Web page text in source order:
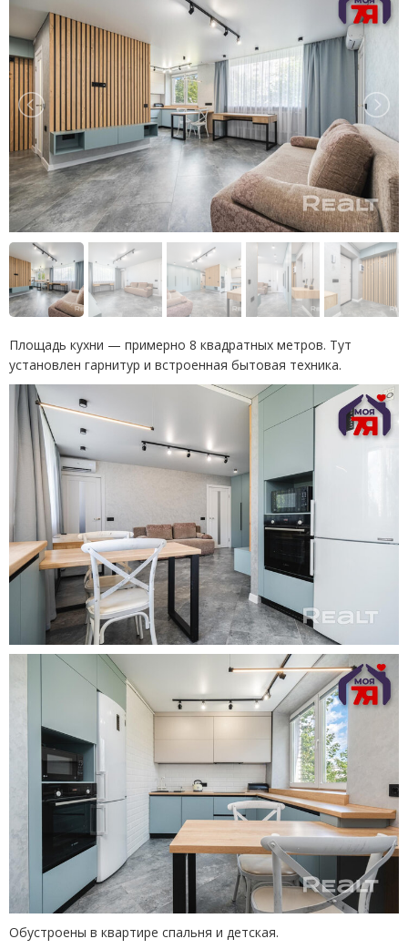
Площадь кухни — примерно 8 квадратных метров. Тут
установлен гарнитур и встроенная бытовая техника.
Обустроены в квартире спальня и детская.